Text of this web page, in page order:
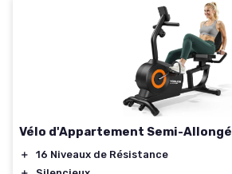
Vélo d'Appartement Semi-Allongé
＋
16 Niveaux de Résistance